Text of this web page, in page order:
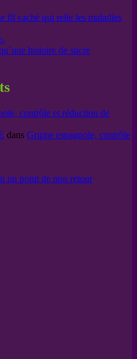
fil caché qui relie les maladies
histoire de sucre
contrôle et réduction de
dans Grippe espagnole, contrôle
un point de non retour